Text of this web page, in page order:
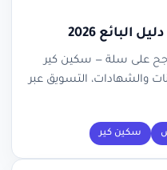
2026
على سلة — سكين كير
والشهادات، التسويق عبر
سكين كير